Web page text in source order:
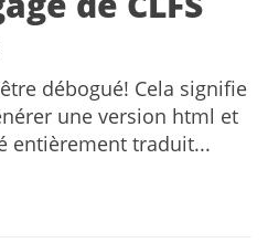
débogué! Cela signifie
une version html et
entièrement traduit...